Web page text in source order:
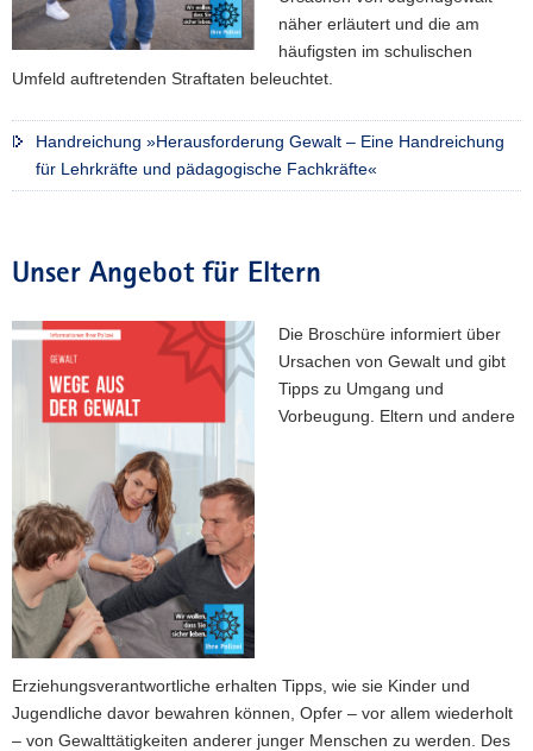
näher erläutert und die am
häufigsten im schulischen
Umfeld auftretenden Straftaten beleuchtet.
Handreichung »Herausforderung Gewalt – Eine Handreichung
für Lehrkräfte und pädagogische Fachkräfte«
Unser Angebot für Eltern
Die Broschüre informiert über
Ursachen von Gewalt und gibt
Tipps zu Umgang und
Vorbeugung. Eltern und andere
Erziehungsverantwortliche erhalten Tipps, wie sie Kinder und
Jugendliche davor bewahren können, Opfer – vor allem wiederholt
– von Gewalttätigkeiten anderer junger Menschen zu werden. Des